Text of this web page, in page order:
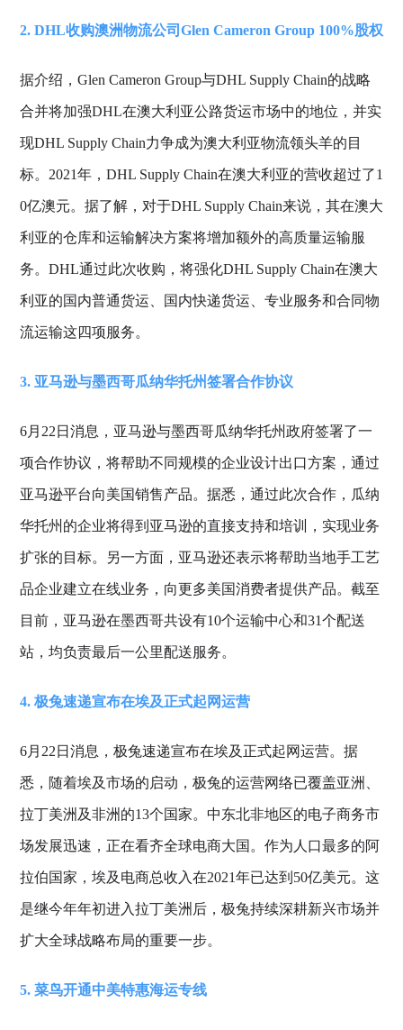
2. DHL收购澳洲物流公司Glen Cameron Group 100%股权
据介绍，Glen Cameron Group与DHL Supply Chain的战略
合并将加强DHL在澳大利亚公路货运市场中的地位，并实
现DHL Supply Chain力争成为澳大利亚物流领头羊的目
标。2021年，DHL Supply Chain在澳大利亚的营收超过了1
0亿澳元。据了解，对于DHL Supply Chain来说，其在澳大
利亚的仓库和运输解决方案将增加额外的高质量运输服
务。DHL通过此次收购，将强化DHL Supply Chain在澳大
利亚的国内普通货运、国内快递货运、专业服务和合同物
流运输这四项服务。
3. 亚马逊与墨西哥瓜纳华托州签署合作协议
6月22日消息，亚马逊与墨西哥瓜纳华托州政府签署了一
项合作协议，将帮助不同规模的企业设计出口方案，通过
亚马逊平台向美国销售产品。据悉，通过此次合作，瓜纳
华托州的企业将得到亚马逊的直接支持和培训，实现业务
扩张的目标。另一方面，亚马逊还表示将帮助当地手工艺
品企业建立在线业务，向更多美国消费者提供产品。截至
目前，亚马逊在墨西哥共设有10个运输中心和31个配送
站，均负责最后一公里配送服务。
4. 极兔速递宣布在埃及正式起网运营
6月22日消息，极兔速递宣布在埃及正式起网运营。据
悉，随着埃及市场的启动，极兔的运营网络已覆盖亚洲、
拉丁美洲及非洲的13个国家。中东北非地区的电子商务市
场发展迅速，正在看齐全球电商大国。作为人口最多的阿
拉伯国家，埃及电商总收入在2021年已达到50亿美元。这
是继今年年初进入拉丁美洲后，极兔持续深耕新兴市场并
扩大全球战略布局的重要一步。
5. 菜鸟开通中美特惠海运专线